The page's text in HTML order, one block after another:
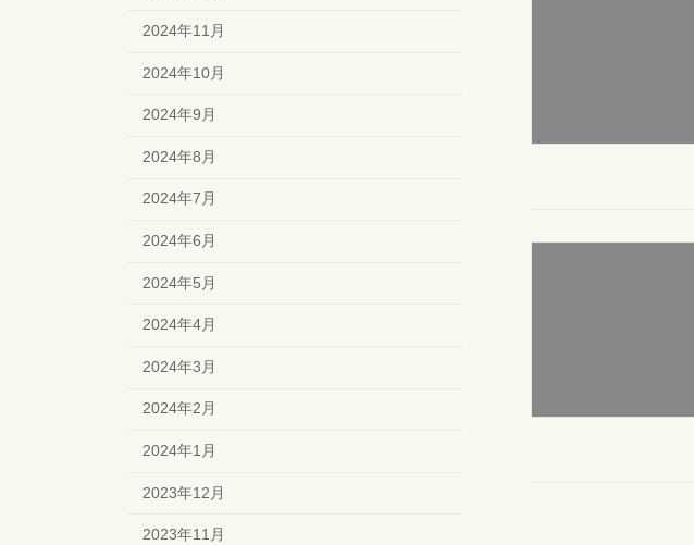
2024年11月
2024年10月
2024年9月
2024年8月
2024年7月
2024年6月
2024年5月
2024年4月
2024年3月
2024年2月
2024年1月
2023年12月
2023年11月